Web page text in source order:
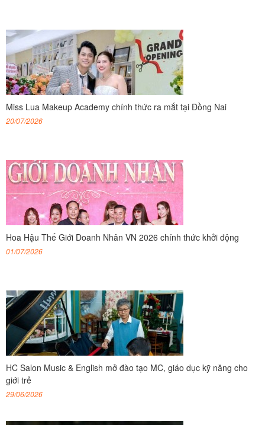
Miss Lua Makeup Academy chính thức ra mắt tại Đồng Nai
20/07/2026
Hoa Hậu Thế Giới Doanh Nhân VN 2026 chính thức khởi động
01/07/2026
HC Salon Music & English mở đào tạo MC, giáo dục kỹ năng cho
giới trẻ
29/06/2026